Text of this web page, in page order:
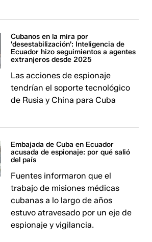
Cubanos en la mira por
'desestabilización': Inteligencia de
Ecuador hizo seguimientos a agentes
extranjeros desde 2025
Las acciones de espionaje
tendrían el soporte tecnológico
de Rusia y China para Cuba
Embajada de Cuba en Ecuador
acusada de espionaje: por qué salió
del país
Fuentes informaron que el
trabajo de misiones médicas
cubanas a lo largo de años
estuvo atravesado por un eje de
espionaje y vigilancia.